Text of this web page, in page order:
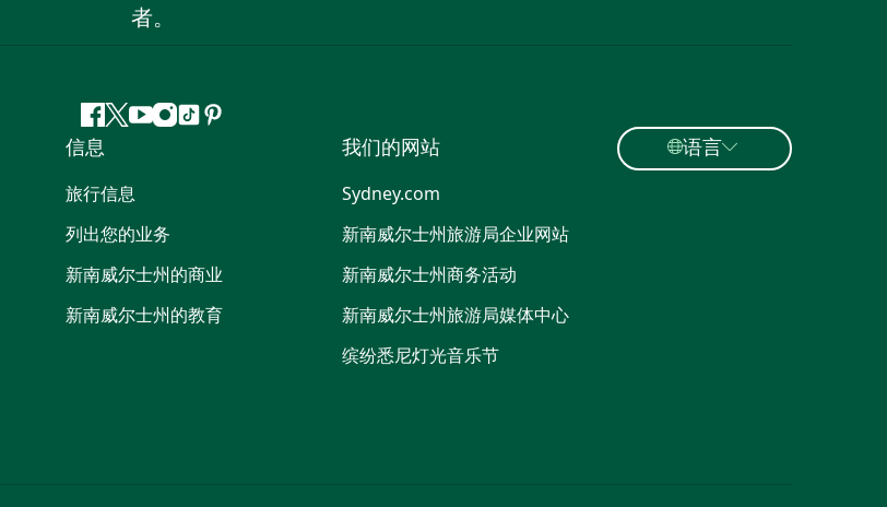
者。
Facebook
叽
喳
喳
YouTube
Instagram
抖 Pinterest
信息
旅行信息
列出您的业务
新南威尔士州的商业
新南威尔士州的教育
我们的网站
Sydney.com
新南威尔士州旅游局企业网站
新南威尔士州商务活动
新南威尔士州旅游局媒体中心
缤纷悉尼灯光音乐节
语言